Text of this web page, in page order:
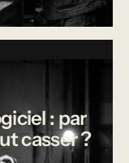
: par
casser ?